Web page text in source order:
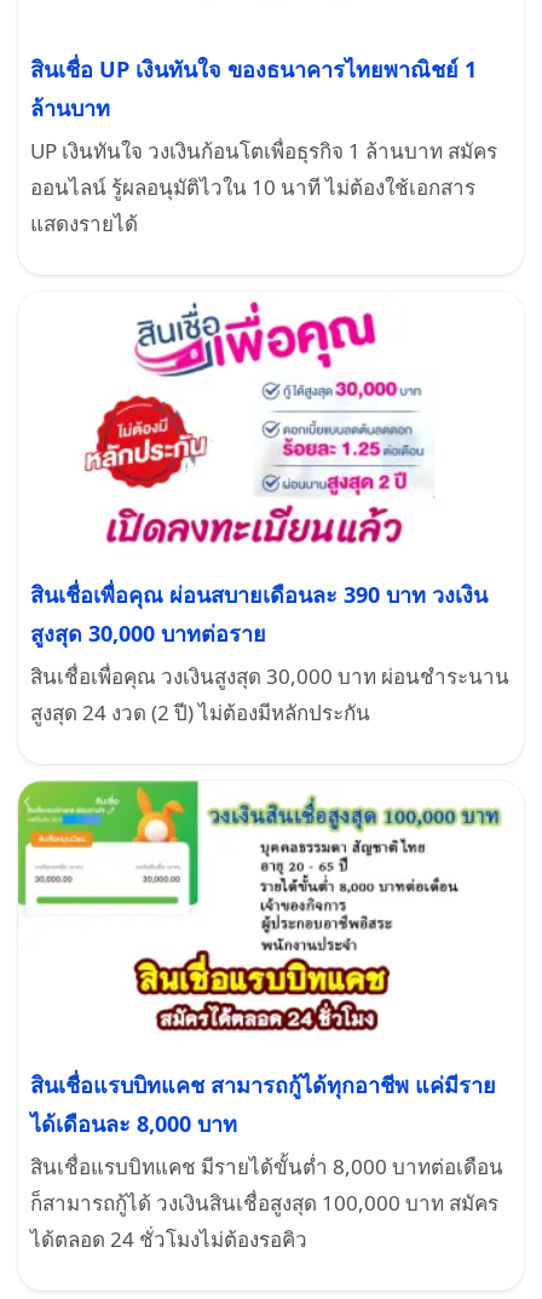
สินเชื่อ UP เงินทันใจ ของธนาคารไทยพาณิชย์ 1
ล้านบาท
UP เงินทันใจ วงเงินก้อนโตเพื่อธุรกิจ 1 ล้านบาท สมัคร
ออนไลน์ รู้ผลอนุมัติไวใน 10 นาที ไม่ต้องใช้เอกสาร
แสดงรายได้
สินเชื่อเพื่อคุณ ผ่อนสบายเดือนละ 390 บาท วงเงิน
สูงสุด 30,000 บาทต่อราย
สินเชื่อเพื่อคุณ วงเงินสูงสุด 30,000 บาท ผ่อนชำระนาน
สูงสุด 24 งวด (2 ปี) ไม่ต้องมีหลักประกัน
สินเชื่อแรบบิทแคช สามารถกู้ได้ทุกอาชีพ แค่มีราย
ได้เดือนละ 8,000 บาท
สินเชื่อแรบบิทแคช มีรายได้ขั้นต่ำ 8,000 บาทต่อเดือน
ก็สามารถกู้ได้ วงเงินสินเชื่อสูงสุด 100,000 บาท สมัคร
ได้ตลอด 24 ชั่วโมงไม่ต้องรอคิว